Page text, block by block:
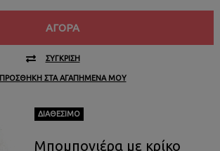
ΑΓΟΡΆ
ΣΎΓΚΡΙΣΗ
ΠΡΟΣΘΉΚΗ ΣΤΑ ΑΓΑΠΗΜΈΝΑ ΜΟΥ
ΔΙΑΘΈΣΙΜΟ
Μπομπονιέρα με κρίκο